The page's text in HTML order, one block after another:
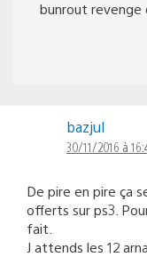
bunrout
bazjul
30/11/2016 à
De pire en pire ça
offerts sur ps3.
fait.
J attends les 12